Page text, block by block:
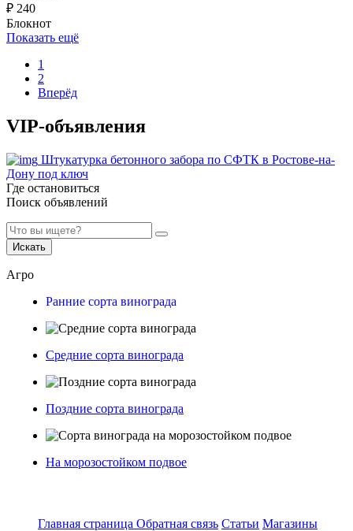
₽ 240
Блокнот
Показать ещё
1
2
Вперёд
VIP-объявления
Штукатурка бетонного забора по СФТК в Ростове-на-
Дону под ключ
Где остановиться
Поиск объявлений
Искать
Агро
Ранние сорта винограда
Средние сорта винограда
Поздние сорта винограда
На морозостойком подвое
Главная страница Обратная связь Статьи Магазины